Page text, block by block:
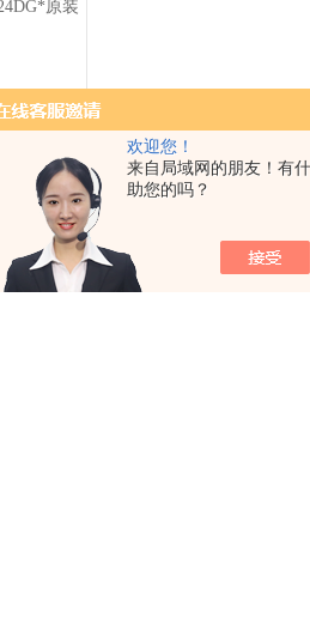
欢迎您！
来自局域网的朋友！有
助您的吗？
原
共 1 条记录，当前 1 / 1 页